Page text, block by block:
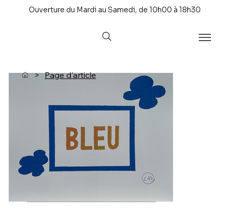
Ouverture du Mardi au Samedi, de 10h00 à 18h30
> Page d'article